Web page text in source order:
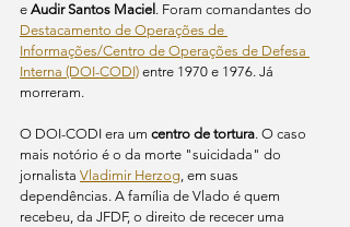
e Audir Santos Maciel . Foram comandantes do
Destacamento de Operações de
Informações/Centro de Operações de Defesa
Interna (DOI-CODI) entre 1970 e 1976. Já
morreram.
O DOI-CODI era um centro de tortura. O caso
mais notório é o da morte "suicidada" do
jornalista Vladimir Herzog, em suas
dependências. A família de Vlado é quem
recebeu, da JFDF, o direito de rececer uma